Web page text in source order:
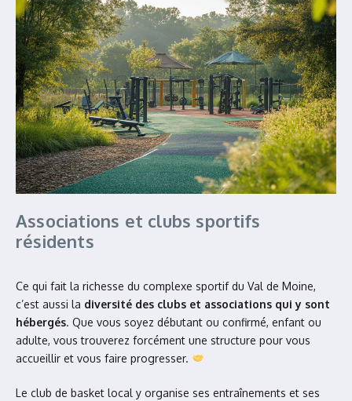
Associations et clubs sportifs
résidents
Ce qui fait la richesse du complexe sportif du Val de Moine,
c’est aussi la diversité des clubs et associations qui y sont
hébergés. Que vous soyez débutant ou confirmé, enfant ou
adulte, vous trouverez forcément une structure pour vous
accueillir et vous faire progresser.
Le club de basket local y organise ses entraînements et ses